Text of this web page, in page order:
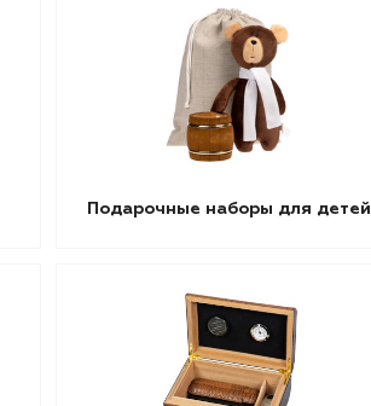
Подарочные наборы для детей